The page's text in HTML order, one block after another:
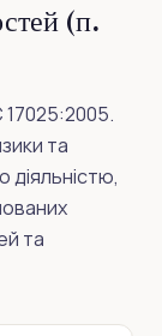
(п.
17025:2005.
та
діяльністю,
та